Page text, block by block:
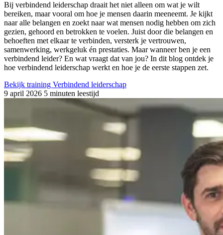
Bij verbindend leiderschap draait het niet alleen om wat je wilt
bereiken, maar vooral om hoe je mensen daarin meeneemt. Je kijkt
naar alle belangen en zoekt naar wat mensen nodig hebben om zich
gezien, gehoord en betrokken te voelen. Juist door die belangen en
behoeften met elkaar te verbinden, versterk je vertrouwen,
samenwerking, werkgeluk én prestaties. Maar wanneer ben je een
verbindend leider? En wat vraagt dat van jou? In dit blog ontdek je
hoe verbindend leiderschap werkt en hoe je de eerste stappen zet.
Bekijk training Verbindend leiderschap
9 april 2026 5 minuten leestijd